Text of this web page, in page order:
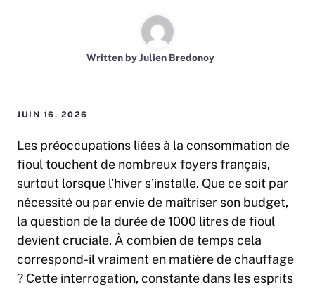
Written byJulien Bredonoy
JUIN 16, 2026
Les préoccupations liées à la consommation de
fioul touchent de nombreux foyers français,
surtout lorsque l’hiver s’installe. Que ce soit par
nécessité ou par envie de maîtriser son budget,
la question de la durée de 1000 litres de fioul
devient cruciale. À combien de temps cela
correspond-il vraiment en matière de chauffage
? Cette interrogation, constante dans les esprits